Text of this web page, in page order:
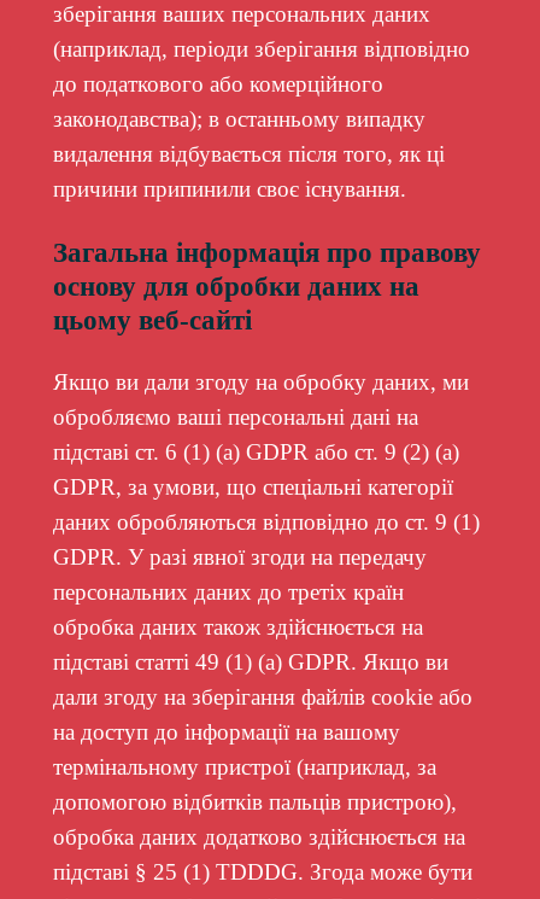
зберігання ваших персональних даних
(наприклад, періоди зберігання відповідно
до податкового або комерційного
законодавства); в останньому випадку
видалення відбувається після того, як ці
причини припинили своє існування.
Загальна інформація про правову
основу для обробки даних на
цьому веб-сайті
Якщо ви дали згоду на обробку даних, ми
обробляємо ваші персональні дані на
підставі ст. 6 (1) (a) GDPR або ст. 9 (2) (a)
GDPR, за умови, що спеціальні категорії
даних обробляються відповідно до ст. 9 (1)
GDPR. У разі явної згоди на передачу
персональних даних до третіх країн
обробка даних також здійснюється на
підставі статті 49 (1) (a) GDPR. Якщо ви
дали згоду на зберігання файлів cookie або
на доступ до інформації на вашому
термінальному пристрої (наприклад, за
допомогою відбитків пальців пристрою),
обробка даних додатково здійснюється на
підставі § 25 (1) TDDDG. Згода може бути